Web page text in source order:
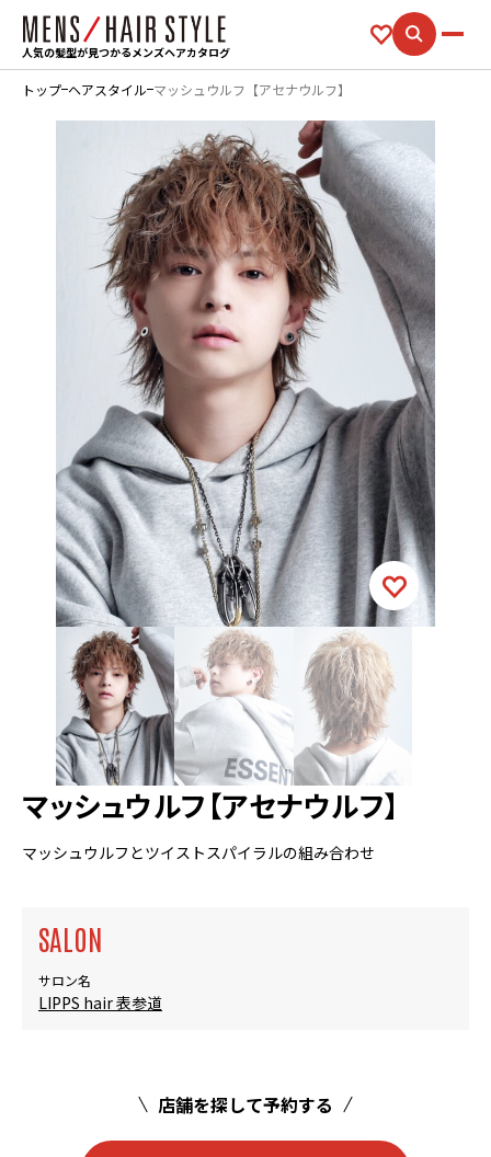
人気の髪型が見つかるメンズヘアカタログ
トップ ヘアスタイル マッシュウルフ【アセナウルフ】
マッシュウルフ【アセナウルフ】
マッシュウルフとツイストスパイラルの組み合わせ
SALON
サロン名
LIPPS hair 表参道
店舗を探して予約する